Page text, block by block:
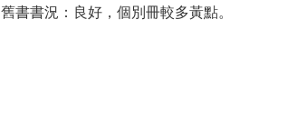
舊書書況：良好，個別冊較多黃點。